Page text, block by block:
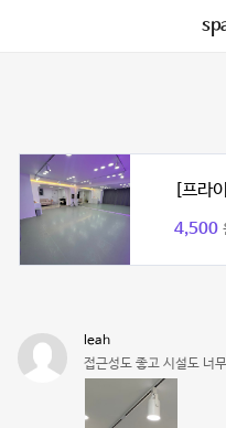
[프라
4,500
leah
접근성도 좋고 시설도 너